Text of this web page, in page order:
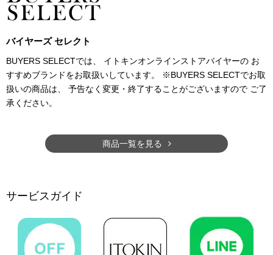
バイヤーズ セレクト
BUYERS SELECTでは、 イトキンオンラインストアバイヤーの お
すすめブランドをお取扱いしています。 ※BUYERS SELECTでお取
扱いの商品は、 予告なく変更・終了することがございますので ご了
承ください。
商品一覧を見る
サービスガイド